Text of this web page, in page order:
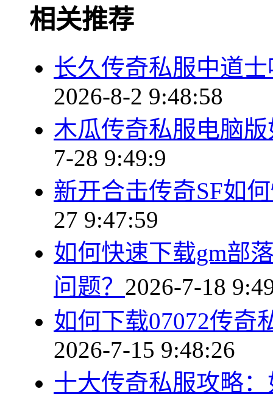
相关推荐
长久传奇私服中道
2026-8-2 9:48:58
木瓜传奇私服电脑
7-28 9:49:9
新开合击传奇SF如
27 9:47:59
如何快速下载gm部
问题？ 2026-7-18
如何下载07072传奇
2026-7-15 9:48:26
十大传奇私服攻略